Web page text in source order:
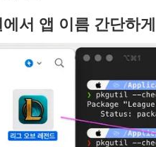
서 앱 이름 간단하